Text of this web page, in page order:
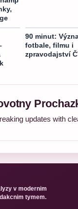
90 minut:
fotbale, filmu i
zpravodajství
updates with
v modernim
tymem.